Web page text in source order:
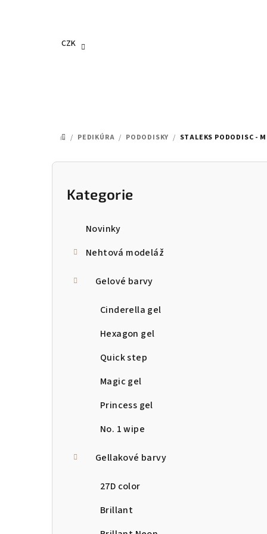
CZK
DOMŮ
/ PEDIKÚRA / PODODISKY / STALEKS PODODISC -
P
Přeskočit
kategorie
Kategorie
Novinky
Nehtová modeláž
Gelové barvy
Cinderella gel
Hexagon gel
Quick step
Magic gel
Princess gel
No. 1 wipe
Gellakové barvy
27D color
Brillant